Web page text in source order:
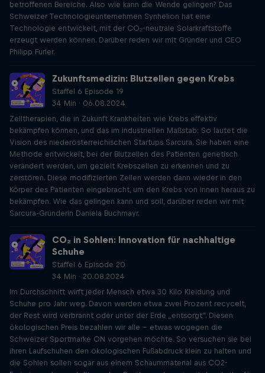
betroffenen Bereiche. Also wie kann die Wende gelingen? Das
Schweizer Technologieunternehmen Synhelion hat eine
Technologie entwickelt, mit der CO₂-neutrale Solarkraftstoffe
erzeugt werden können. Darüber reden wir mit Gründer und CEO
Philipp Furler.
Zukunftsmedizin: Blutzellen gegen Krebs
Staffel 6 Episode 19
34 Min · 06.08.2024
Zelltherapien, die in Zukunft Krankheiten wie Krebs effektiv
bekämpfen können, und das im industriellen Maßstab: So lautet die
Vision des niederösterreichischen Startups Sarcura. Sie haben eine
Methode entwickelt, bei der Blutzellen des Patienten genetisch
verändert werden, um gezielt Krebszellen zu erkennen und zu
zerstören. Diese modifizierten Zellen werden dann wieder in den
Körper des Patienten eingebracht, um den Krebs von innen heraus zu
bekämpfen. Wie das gelingen kann und soll, darüber reden wir mit
Sarcura-Gründerin Daniela Buchmayr.
CO₂ in Sohlen: Innovation für nachhaltige
Schuhe
Staffel 6 Episode 20
34 Min · 20.08.2024
Im Durchschnitt wirft jeder Mensch etwa 30 Kilo Kleidung und
Schuhe pro Jahr weg. Davon werden etwa zwei Prozent recycelt,
der Rest wird verbrannt oder unter der Erde „entsorgt“. Diesen
ökologischen Preis bezahlen wir alle - etwas wogegen die
Schweizer Sportmarke ON vorgehen möchte. So versuchen sie bei
ihren Laufschuhen den ökologischen Fußabdruck klein zu halten und
die Sohlen sollen sogar aus einem Schaummaterial aus CO2-